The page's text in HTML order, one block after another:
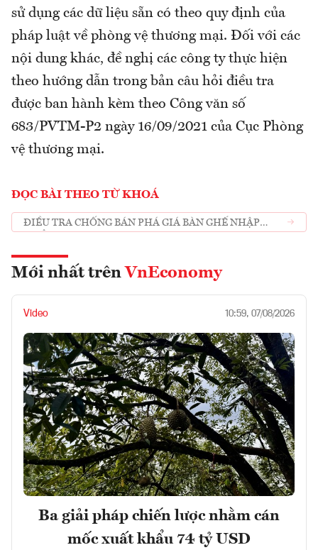
sử dụng các dữ liệu sẵn có theo quy định của
pháp luật về phòng vệ thương mại. Đối với các
nội dung khác, đề nghị các công ty thực hiện
theo hướng dẫn trong bản câu hỏi điều tra
được ban hành kèm theo Công văn số
683/PVTM-P2 ngày 16/09/2021 của Cục Phòng
vệ thương mại.
ĐỌC BÀI THEO TỪ KHOÁ
ĐIỀU TRA CHỐNG BÁN PHÁ GIÁ BÀN GHẾ NHẬP
Mới nhất trên VnEconomy
Video 10:59, 07/08/2026
Ba giải pháp chiến lược nhằm cán
mốc xuất khẩu 74 tỷ USD